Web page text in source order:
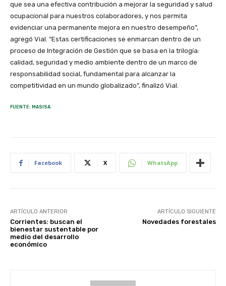
que sea una efectiva contribución a mejorar la seguridad y salud
ocupacional para nuestros colaboradores, y nos permita
evidenciar una permanente mejora en nuestro desempeño”,
agregó Vial. “Estas certificaciones se enmarcan dentro de un
proceso de Integración de Gestión que se basa en la trilogía:
calidad, seguridad y medio ambiente dentro de un marco de
responsabilidad social, fundamental para alcanzar la
competitividad en un mundo globalizado”, finalizó Vial.
FUENTE: MASISA
Facebook X WhatsApp
ARTÍCULO ANTERIOR
Corrientes: buscan el
bienestar sustentable por
medio del desarrollo
económico
ARTÍCULO SIGUIENTE
Novedades forestales